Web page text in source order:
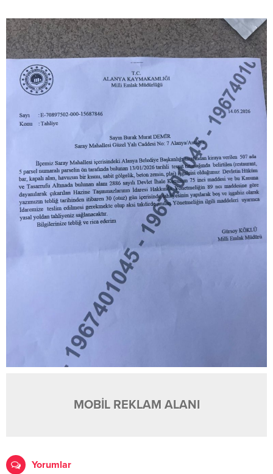
MOBİL REKLAM ALANI
Yorumlar